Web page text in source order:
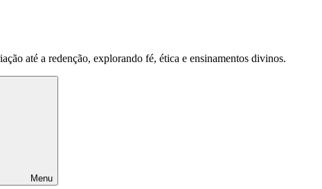
até a redenção, explorando fé, ética e ensinamentos divinos.
Menu